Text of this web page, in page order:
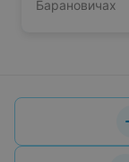
Барановичах